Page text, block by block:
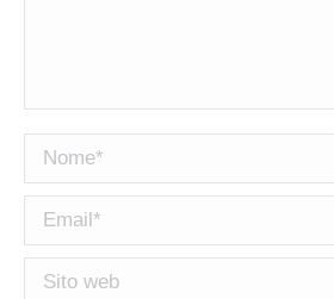
Nome *
Email *
Sito web